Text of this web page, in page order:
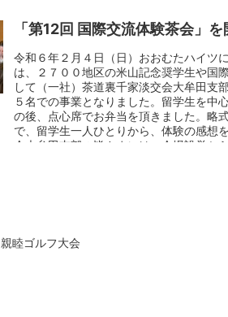
「第12回 国際交流体験茶会」を
令和６年２月４日（日）おおむたハイツ
は、２７００地区の米山記念奨学生や国
して（一社）茶道裏千家淡交会大牟田支
５名での事業となりました。留学生を中
の後、点心席でお弁当を頂きました。略
で、留学生一人ひとりから、体験の感想
会大牟田支部の皆さまには、会場設営か
親睦ゴルフ大会